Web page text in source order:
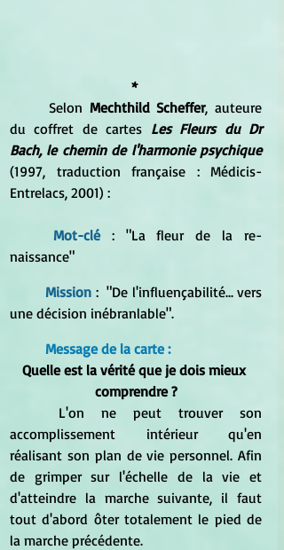
*
	Selon
Mechthild Scheffer, auteure
du coffret de cartes Les Fleurs du Dr
Bach, le chemin de l'harmonie psychique
(1997, traduction française : Médicis-
Entrelacs, 2001) :
Mot-clé : "La fleur de la re-
naissance"
Mission :  "De l'influençabilité... vers
une décision inébranlable".
Message de la carte :
Quelle est la vérité que je dois mieux
comprendre ?
accomplissement intérieur qu'en
réalisant son plan de vie personnel. Afin
de grimper sur l'échelle de la vie et
d'atteindre la marche suivante, il faut
tout d'abord ôter totalement le pied de
la marche précédente.